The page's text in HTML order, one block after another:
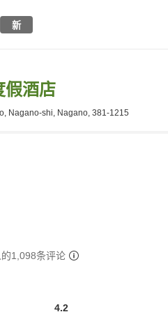
新
假酒店
Nagano-shi, Nagano, 381-1215
1,098条评论
4.2